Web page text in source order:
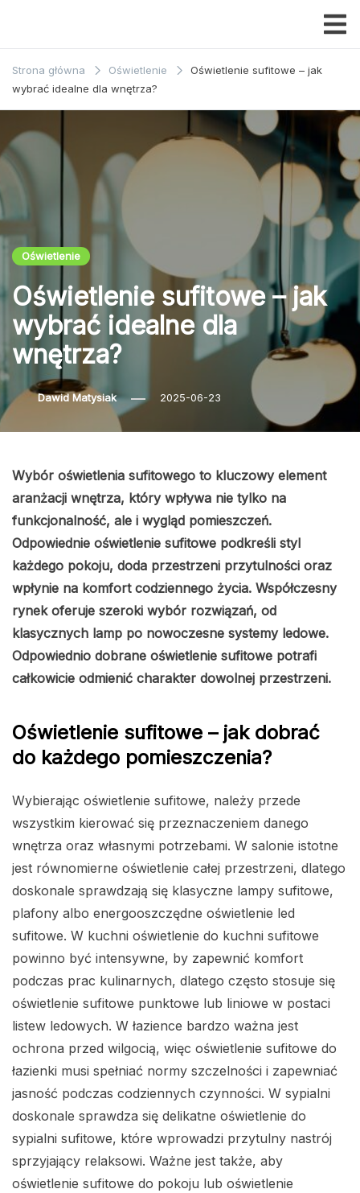
Dom i
ogrody
Strona główna Oświetlenie
Oświetlenie sufitowe – jak
wybrać idealne dla wnętrza?
Oświetlenie
Oświetlenie sufitowe – jak
wybrać idealne dla
wnętrza?
Dawid Matysiak 2025-06-23
Wybór oświetlenia sufitowego to kluczowy element
aranżacji wnętrza, który wpływa nie tylko na
funkcjonalność, ale i wygląd pomieszczeń.
Odpowiednie oświetlenie sufitowe podkreśli styl
każdego pokoju, doda przestrzeni przytulności oraz
wpłynie na komfort codziennego życia. Współczesny
rynek oferuje szeroki wybór rozwiązań, od
klasycznych lamp po nowoczesne systemy ledowe.
Odpowiednio dobrane oświetlenie sufitowe potrafi
całkowicie odmienić charakter dowolnej przestrzeni.
Oświetlenie sufitowe – jak dobrać
do każdego pomieszczenia?
Wybierając oświetlenie sufitowe, należy przede
wszystkim kierować się przeznaczeniem danego
wnętrza oraz własnymi potrzebami. W salonie istotne
jest równomierne oświetlenie całej przestrzeni, dlatego
doskonale sprawdzają się klasyczne lampy sufitowe,
plafony albo energooszczędne oświetlenie led
sufitowe. W kuchni oświetlenie do kuchni sufitowe
powinno być intensywne, by zapewnić komfort
podczas prac kulinarnych, dlatego często stosuje się
oświetlenie sufitowe punktowe lub liniowe w postaci
listew ledowych. W łazience bardzo ważna jest
ochrona przed wilgocią, więc oświetlenie sufitowe do
łazienki musi spełniać normy szczelności i zapewniać
jasność podczas codziennych czynności. W sypialni
doskonale sprawdza się delikatne oświetlenie do
sypialni sufitowe, które wprowadzi przytulny nastrój
sprzyjający relaksowi. Ważne jest także, aby
oświetlenie sufitowe do pokoju lub oświetlenie